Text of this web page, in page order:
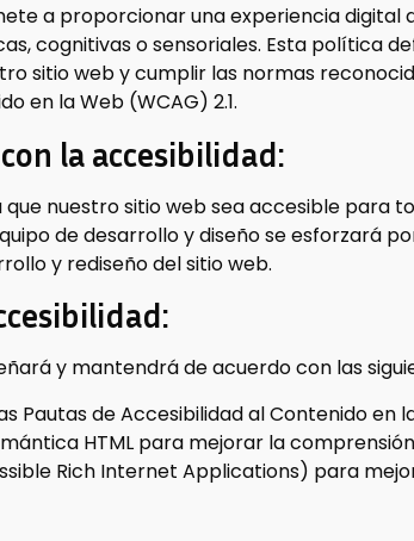
a proporcionar una experiencia
cognitivas o sensoriales. Esta política
sitio web y cumplir las normas
en la Web (WCAG) 2.1.
la accesibilidad:
nuestro sitio web sea accesible para
de desarrollo y diseño se esforzará
y rediseño del sitio web.
y mantendrá de acuerdo con las
Pautas de Accesibilidad al Contenido en
HTML para mejorar la
Rich Internet Applications) para